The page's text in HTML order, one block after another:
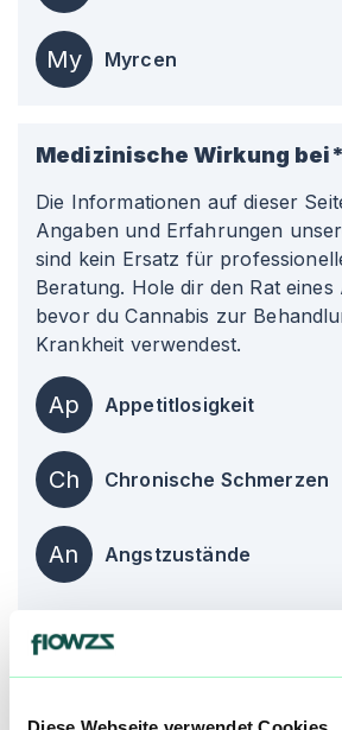
My Myrcen
Medizinische Wirkung bei*
Die Informationen auf dieser
Angaben und Erfahrungen
sind kein Ersatz für
Beratung. Hole dir den Rat eines
bevor du Cannabis zur
Krankheit verwendest.
Ap Appetitlosigkeit
Ch Chronische Schmerzen
An Angstzustände
alle einblenden